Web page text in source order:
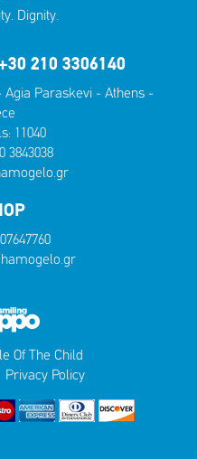
Dignity.
210 3306140
Agia Paraskevi - Athens -
11040
3843038
Of The Child
Privacy Policy